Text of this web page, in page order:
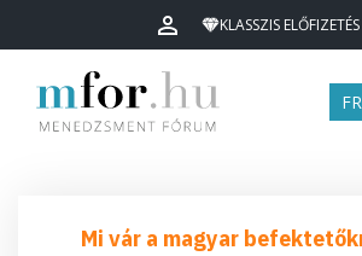
KLASSZIS ELŐFIZETÉS
Mi vár a magyar